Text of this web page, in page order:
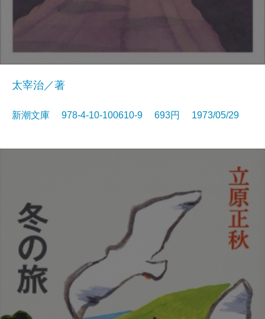
太宰治／著
新潮文庫 978-4-10-100610-9 693円 1973/05/29